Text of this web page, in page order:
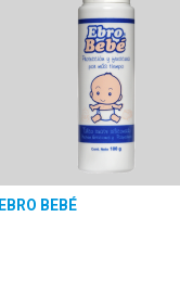
EBRO BEBÉ